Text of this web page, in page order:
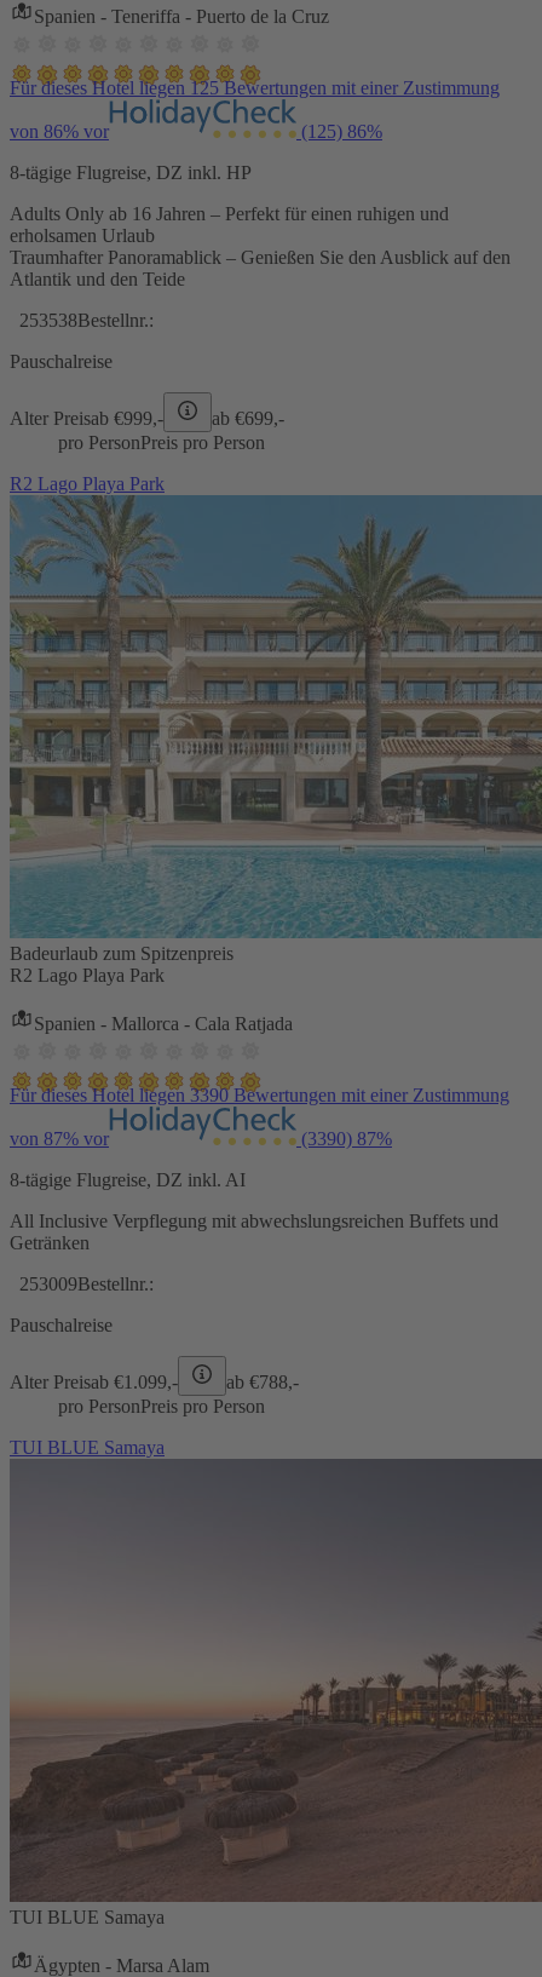
Spanien - Teneriffa - Puerto de la Cruz
Für dieses Hotel liegen 125 Bewertungen mit einer Zustimmung
von 86% vor (125) 86%
8-tägige Flugreise, DZ inkl. HP
Adults Only ab 16 Jahren – Perfekt für einen ruhigen und
erholsamen Urlaub
Traumhafter Panoramablick – Genießen Sie den Ausblick auf den
Atlantik und den Teide
253538Bestellnr.:
Pauschalreise
Alter Preisab €999,- ab €699,-
pro PersonPreis pro Person
R2 Lago Playa Park
Badeurlaub zum Spitzenpreis
R2 Lago Playa Park
Spanien - Mallorca - Cala Ratjada
Für dieses Hotel liegen 3390 Bewertungen mit einer Zustimmung
von 87% vor (3390) 87%
8-tägige Flugreise, DZ inkl. AI
All Inclusive Verpflegung mit abwechslungsreichen Buffets und
Getränken
253009Bestellnr.:
Pauschalreise
Alter Preisab €1.099,- ab €788,-
pro PersonPreis pro Person
TUI BLUE Samaya
TUI BLUE Samaya
Ägypten - Marsa Alam